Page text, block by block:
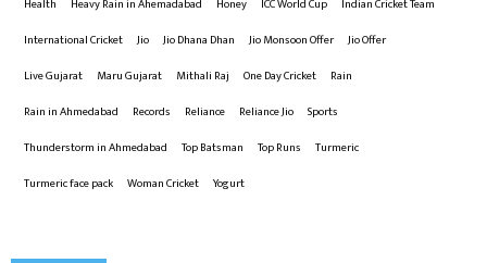
Health
Heavy Rain in Ahemadabad Honey ICC World Cup
Indian Cricket Team
International Cricket
Jio Jio Dhana Dhan Jio Monsoon Offer
Jio Offer
Live Gujarat
Maru Gujarat Mithali Raj One Day Cricket
Rain
Rain in Ahmedabad
Records Reliance Reliance Jio
Sports
Thunderstorm in Ahmedabad
Top Batsman Top Runs
Turmeric
Turmeric face pack
Woman Cricket Yogurt